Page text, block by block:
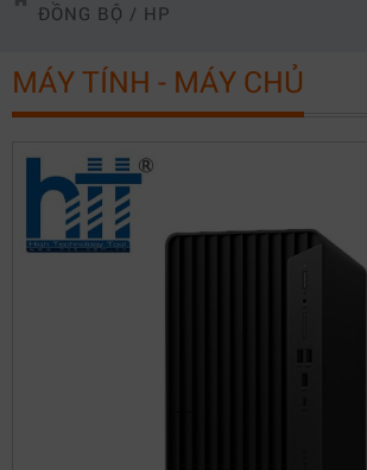
ĐỒNG BỘ / HP
MÁY TÍNH - MÁY CHỦ